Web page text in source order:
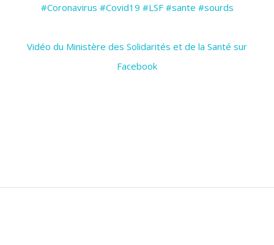
#Coronavirus #Covid19 #LSF #sante #sourds
Vidéo du Ministère des Solidarités et de la Santé sur
Facebook